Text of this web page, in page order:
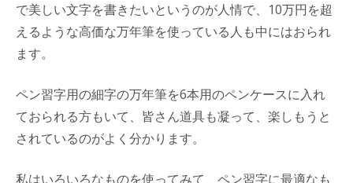
で美しい文字を書きたいというのが人情で、10万円を超
えるような高価な万年筆を使っている人も中にはおられ
ます。
ペン習字用の細字の万年筆を6本用のペンケースに入れ
ておられる方もいて、皆さん道具も凝って、楽しもうと
されているのがよく分かります。
私はいろいろなものを使ってみて、ペン習字に最適なも